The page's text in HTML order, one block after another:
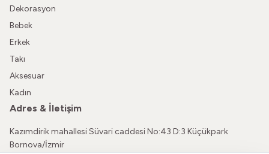
Dekorasyon
Bebek
Erkek
Takı
Aksesuar
Kadın
Adres & İletişim
Kazımdirik mahallesi Süvari caddesi No:43 D:3 Küçükpark
Bornova/İzmir